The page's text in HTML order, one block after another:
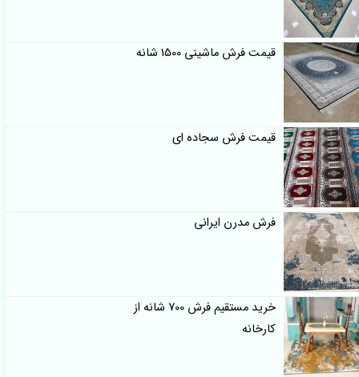
قیمت فرش ماشینی 1500 شانه
قیمت فرش سجاده ای
فرش مدرن ایرانی
خرید مستقیم فرش 700 شانه از
کارخانه